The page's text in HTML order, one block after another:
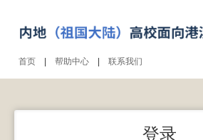
首页| 帮助中心| 联系我们
登录